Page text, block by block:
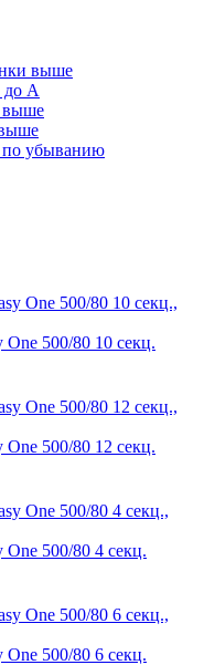
выше
до А
выше
по убыванию
500/80 10 секц.
500/80 12 секц.
500/80 4 секц.
500/80 6 секц.